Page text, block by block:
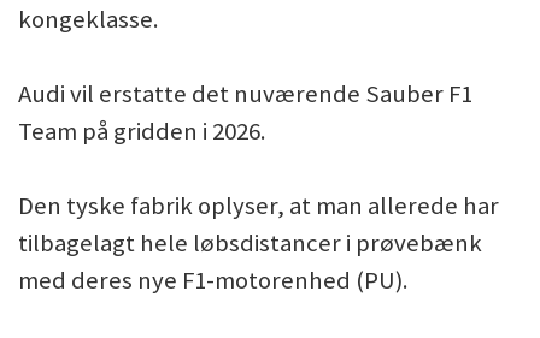
kongeklasse.
Audi vil erstatte det nuværende Sauber F1
Team på gridden i 2026.
Den tyske fabrik oplyser, at man allerede har
tilbagelagt hele løbsdistancer i prøvebænk
med deres nye F1-motorenhed (PU).